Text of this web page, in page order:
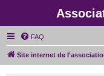
FAQ
Site internet de